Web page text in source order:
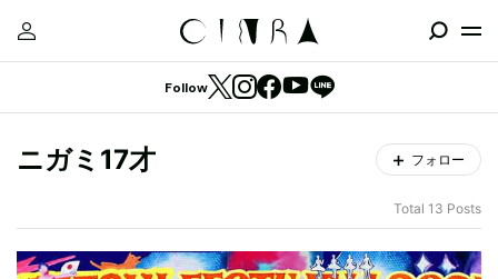
Follow
ニガミ17才 フォロー
Total 13 Posts